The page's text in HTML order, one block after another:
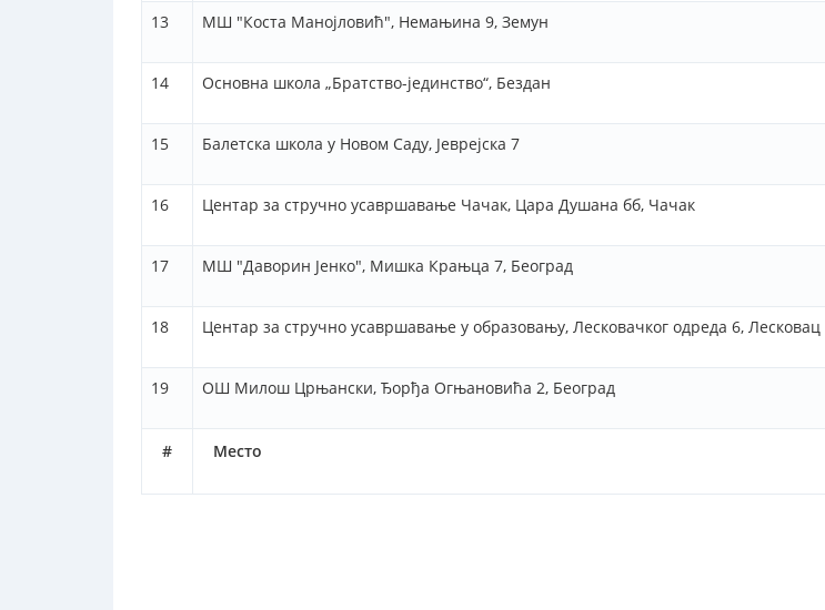
# Место
13 МШ "Коста Манојловић", Немањина 9, Земун
14 Основна школа „Братство-јединство“, Бездан
15 Балетска школа у Новом Саду, Јеврејска 7
16 Центар за стручно усавршавање Чачак, Цара Душана бб, Чачак
17 MШ "Даворин Јенко", Мишка Крањца 7, Београд
18 Центар за стручно усавршавање у образовању, Лесковачког одреда 6, Лесковац
19 ОШ Милош Црњански, Ђорђа Огњановића 2, Београд